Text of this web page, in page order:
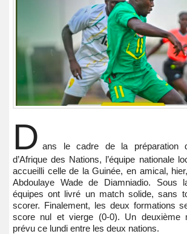
D ans le cadre de la préparation
d’Afrique des Nations, l’équipe nationale
accueilli celle de la Guinée, en amical,
Abdoulaye Wade de Diamniadio. Sous
équipes ont livré un match solide, sans
scorer. Finalement, les deux formations
score nul et vierge (0-0). Un deuxième
prévu ce lundi entre les deux nations.